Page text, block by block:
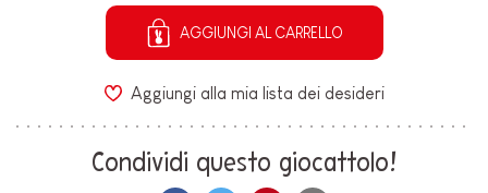
AGGIUNGI AL CARRELLO
Aggiungi alla mia lista dei desideri
Condividi questo giocattolo!